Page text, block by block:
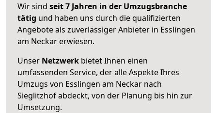
Wir sind seit 7 Jahren in der Umzugsbranche
tätig und haben uns durch die qualifizierten
Angebote als zuverlässiger Anbieter in Esslingen
am Neckar erwiesen.
Unser Netzwerk bietet Ihnen einen
umfassenden Service, der alle Aspekte Ihres
Umzugs von Esslingen am Neckar nach
Sieglitzhof abdeckt, von der Planung bis hin zur
Umsetzung.